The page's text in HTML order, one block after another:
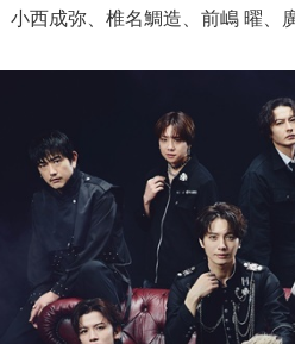
西成弥、椎名鯛造、前嶋 曜、